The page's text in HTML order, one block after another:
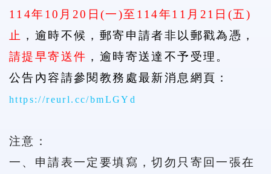
114年10 月 20 日(一)至 114年11 月 21 日 (五)
止 ，逾時不候，郵寄申請者非以郵戳為憑，
請提早寄送件 ，逾時寄送達不予受理。
公告內容請參閱教務處最新消息網頁：
https://reurl.cc/bmLGYd
注意：
一、 申請表一定要填寫，切勿只寄回一張在